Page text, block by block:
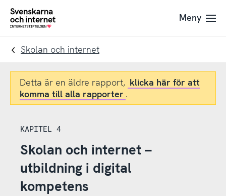
Till
navigation
Till
innehåll
To
Meny
Skolan och internet
Detta är en äldre rapport, klicka här för att
komma till alla rapporter .
KAPITEL 4
Skolan och internet –
utbildning i digital
kompetens